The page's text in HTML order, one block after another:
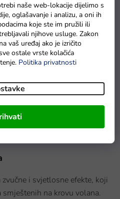
naše web-lokacije dijelimo s
oglašavanje i analizu, a oni ih
koje ste im pružili ili
njihove usluge. Zakon
vaš uređaj ako je izričito
ostale vrste kolačića
Politika privatnosti
zvučne i svjetlosne efekte, koji
na krovu volana.